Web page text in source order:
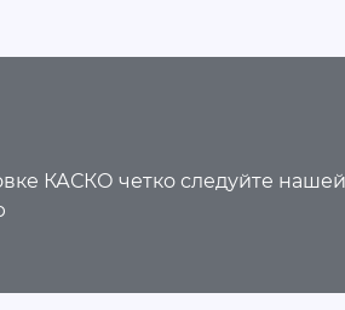
КАСКО четко следуйте нашей